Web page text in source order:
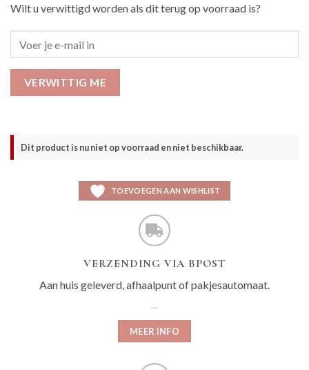
Wilt u verwittigd worden als dit terug op voorraad is?
VERWITTIG ME
Dit product is nu niet op voorraad en niet beschikbaar.
TOEVOEGEN AAN WISHLIST
VERZENDING VIA BPOST
Aan huis geleverd, afhaalpunt of pakjesautomaat.
MEER INFO